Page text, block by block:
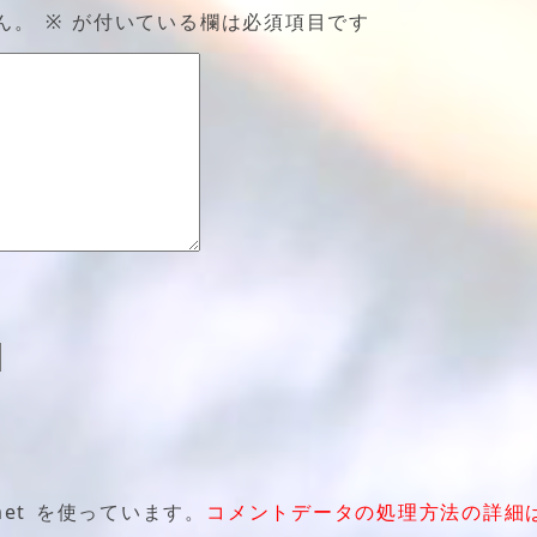
※ が付いている欄は必須項目です
を使っています。 コメントデータの処理方法の詳細